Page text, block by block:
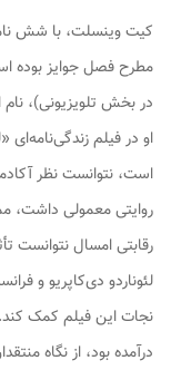
کیت وینسلت، با شش
مطرح فصل جوایز بوده
در بخش تلویزیونی)،
او در فیلم
است، نتوانست نظر
رقابتی امسال نتوانست
لئوناردو دی‌کاپریو و
درآمده بود، از نگاه